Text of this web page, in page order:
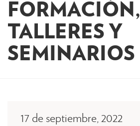
Formación
Equipo
Otros Servicios
FORMACIÓN,
TALLERES Y
SEMINARIOS
17 de septiembre, 2022